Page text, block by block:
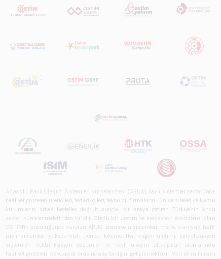
açısından kapsamlı
çalışmasıdır.
Anadolu Raylı Ulaşım Sistemleri Kümelenmesi (ARUS), raylı sistemler sektöründe
faaliyet gösteren üreticileri, tedarikçileri, teknoloji firmalarını, üniversiteleri ve kamu
kurumlarını ortak hedefler doğrultusunda bir araya getiren Türkiye'nin öncü
sektör kümelenmelerinden biridir. Güçlü bir üretim ve inovasyon ekosistemi olan
OSTİM'in öncülüğünde kurulan ARUS; demiryolu sistemleri, metro, tramvay, hafif
raylı sistemler, yüksek hızlı trenler, lokomotifler, vagon üretimi, sinyalizasyon
sistemleri, elektrifikasyon çözümleri ve raylı ulaşım altyapıları alanlarında
faaliyet gösteren paydaşlar arasında iş birliğini geliştirmektedir. Yerli ve milli raylı